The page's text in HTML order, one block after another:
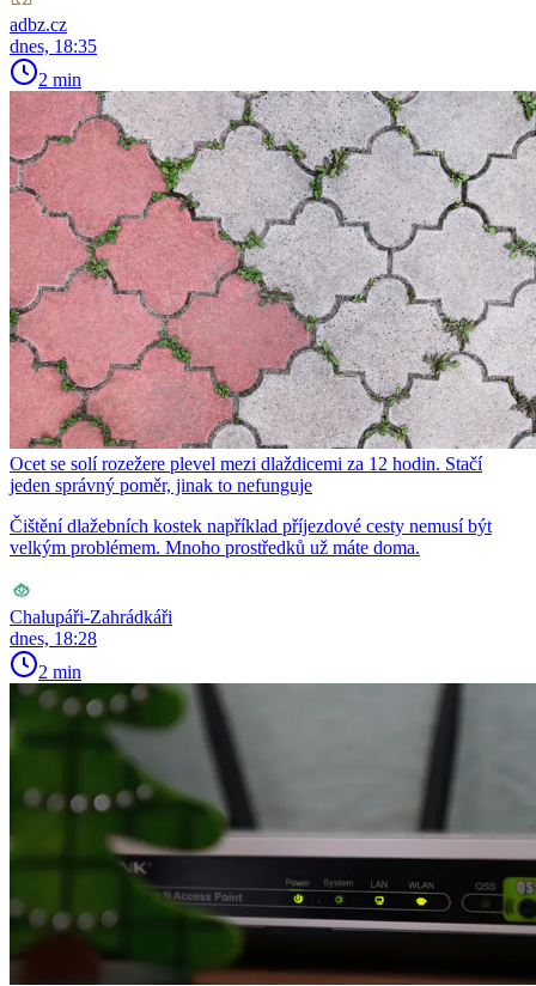
adbz.cz
dnes, 18:35
2 min
Ocet se solí rozežere plevel mezi dlaždicemi za 12 hodin. Stačí
jeden správný poměr, jinak to nefunguje
Čištění dlažebních kostek například příjezdové cesty nemusí být
velkým problémem. Mnoho prostředků už máte doma.
Chalupáři-Zahrádkáři
dnes, 18:28
2 min